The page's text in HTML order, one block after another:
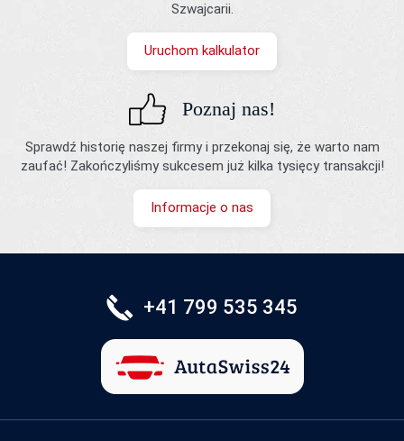
Szwajcarii.
Uruchom kalkulator
Poznaj nas!
Sprawdź historię naszej firmy i przekonaj się, że warto nam
zaufać! Zakończyliśmy sukcesem już kilka tysięcy transakcji!
Informacje o nas
+41 799 535 345